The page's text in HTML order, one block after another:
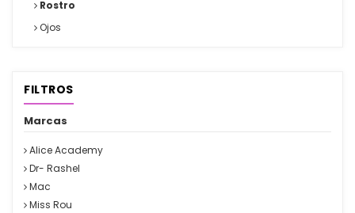
Rostro
Ojos
FILTROS
Marcas
Alice Academy
Dr- Rashel
Mac
Miss Rou